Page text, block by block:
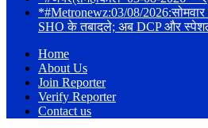
*#Metronewz:03/08/
SHO के तबादले; अब DCP और
Home
About Us
Join Reporter
Verify Reporter
Contact us